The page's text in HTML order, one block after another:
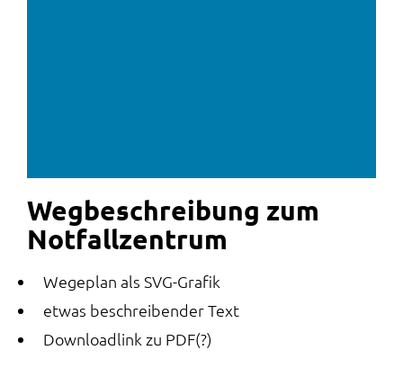
Wegbeschreibung zum
Notfallzentrum
Wegeplan als SVG-Grafik
etwas beschreibender Text
Downloadlink zu PDF(?)